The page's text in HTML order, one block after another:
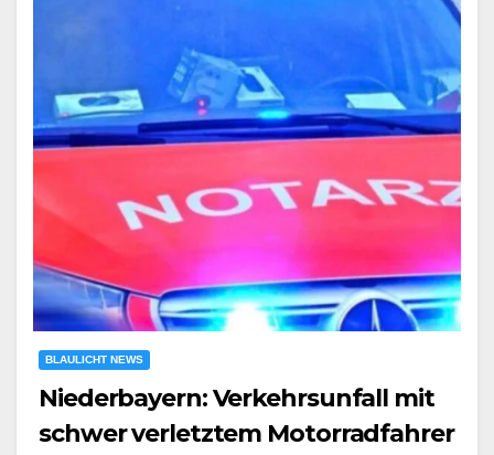
BLAULICHT NEWS
Niederbayern: Verkehrsunfall mit
schwer verletztem Motorradfahrer